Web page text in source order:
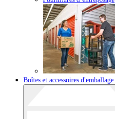
Boîtes et accessoires d'emballage